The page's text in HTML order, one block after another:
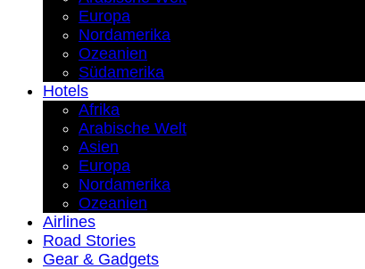
Europa
Nordamerika
Ozeanien
Südamerika
Hotels
Afrika
Arabische Welt
Asien
Europa
Nordamerika
Ozeanien
Airlines
Road Stories
Gear & Gadgets